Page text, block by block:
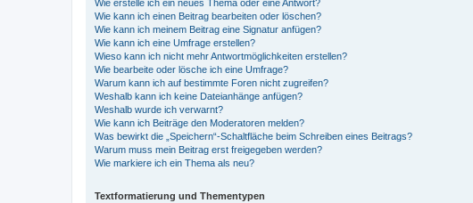
Wie erstelle ich ein neues Thema oder eine Antwort?
Wie kann ich einen Beitrag bearbeiten oder löschen?
Wie kann ich meinem Beitrag eine Signatur anfügen?
Wie kann ich eine Umfrage erstellen?
Wieso kann ich nicht mehr Antwortmöglichkeiten erstellen?
Wie bearbeite oder lösche ich eine Umfrage?
Warum kann ich auf bestimmte Foren nicht zugreifen?
Weshalb kann ich keine Dateianhänge anfügen?
Weshalb wurde ich verwarnt?
Wie kann ich Beiträge den Moderatoren melden?
Was bewirkt die „Speichern“-Schaltfläche beim Schreiben eines Beitrags?
Warum muss mein Beitrag erst freigegeben werden?
Wie markiere ich ein Thema als neu?
Textformatierung und Thementypen